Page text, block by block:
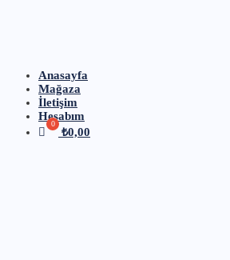
Anasayfa
Mağaza
İletişim
Hesabım
₺0,00